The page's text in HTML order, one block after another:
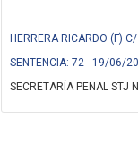
HERRERA RICARDO (F)
SENTENCIA: 72 - 19/06/
SECRETARÍA PENAL STJ